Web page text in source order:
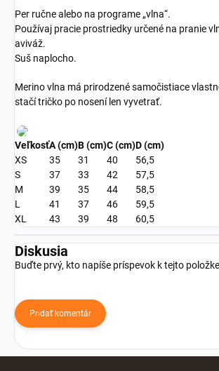
Per ručne alebo na programe „vlna“.
Používaj pracie prostriedky určené na pranie
aviváž.
Suš naplocho.
Merino vlna má prirodzené samočistiace
stačí tričko po nosení len vyvetrať.
VeľkosťA (cm)B (cm)C (cm)D (cm)
XS
35 31 40
56,5
S
37 33 42
57,5
M
39 35 44
58,5
L
41 37 46
59,5
XL
43 39 48 60,5
Diskusia
Buďte prvý, kto napíše príspevok k tejto
Pridať komentár